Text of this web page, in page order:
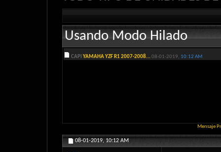
Usando Modo Hilado
CAPI YAMAHA YZF R1 2007-2008...08-01-2019, 10:12 AM
Mensaje
08-01-2019, 10:12 AM